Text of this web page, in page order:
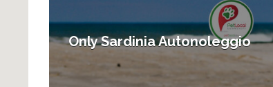
bassotti
Only Sardinia Autonoleggio